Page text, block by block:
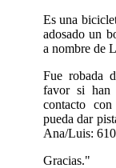
Es una
adosado un
a nombre de
Fue robada
favor si han
contacto
pueda dar
Ana/Luis:
Gracias."